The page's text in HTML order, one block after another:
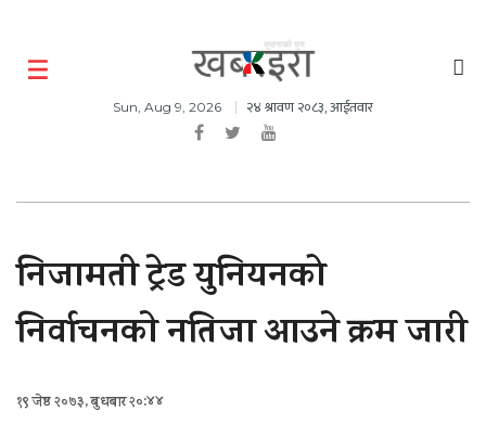
Sun, Aug 9, 2026 २४ श्रावण २०८३, आईतवार
निजामती ट्रेड युनियनको
निर्वाचनकाे नतिजा आउने क्रम जारी
१९ जेष्ठ २०७३, बुधबार २०:४४